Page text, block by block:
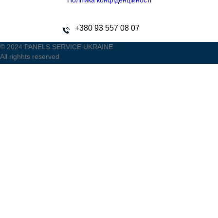
+380 93 557 08 07
© 2024 PANELS SERVICE UKRAINE
All righhts reserved